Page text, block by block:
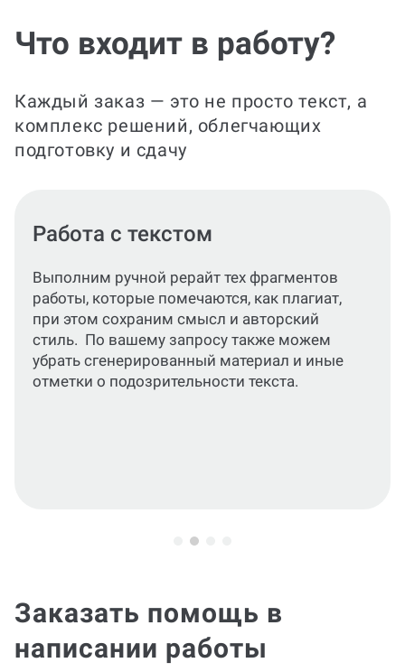
Что входит в работу?
Каждый заказ — это не просто текст, а
комплекс решений, облегчающих
подготовку и сдачу
Проверка на уникальность
Перед отправкой документа вам
самостоятельно убедимся, что
оригинальность соответствует требуемой.
написании работы